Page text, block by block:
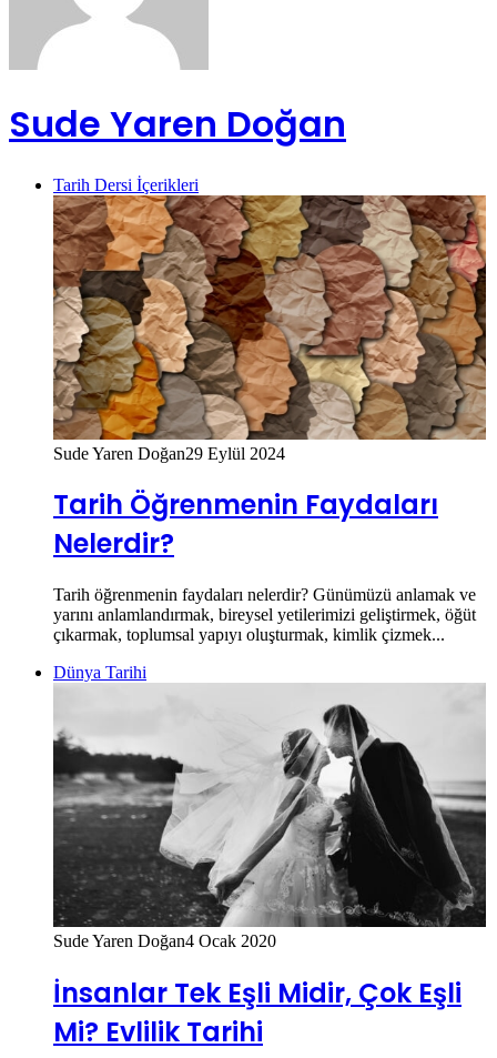
Sude Yaren Doğan
Tarih Dersi İçerikleri
Sude Yaren Doğan29 Eylül 2024
Tarih Öğrenmenin Faydaları
Nelerdir?
Tarih öğrenmenin faydaları nelerdir? Günümüzü anlamak ve
yarını anlamlandırmak, bireysel yetilerimizi geliştirmek, öğüt
çıkarmak, toplumsal yapıyı oluşturmak, kimlik çizmek...
Dünya Tarihi
Sude Yaren Doğan4 Ocak 2020
İnsanlar Tek Eşli Midir, Çok Eşli
Mi? Evlilik Tarihi